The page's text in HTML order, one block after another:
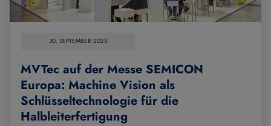
30. SEPTEMBER 2025
MVTec auf der Messe SEMICON
Europa: Machine Vision als
Schlüsseltechnologie für die
Halbleiterfertigung